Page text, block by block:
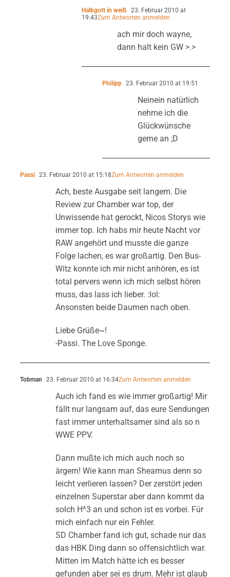
Halbgott in weiß
23. Februar 2010 at
19:43Zum Antworten anmelden
ach mir doch wayne,
dann halt kein GW >.>
Philipp 23. Februar 2010 at 19:51
Neinein natürlich
nehme ich die
Glückwünsche
gerne an ;D
Passi 23. Februar 2010 at 15:18Zum Antworten anmelden
Ach, beste Ausgabe seit langem. Die
Review zur Chamber war top, der
Unwissende hat gerockt, Nicos Storys wie
immer top. Ich habs mir heute Nacht vor
RAW angehört und musste die ganze
Folge lachen, es war großartig. Den Bus-
Witz konnte ich mir nicht anhören, es ist
total pervers wenn ich mich selbst hören
muss, das lass ich lieber. :lol:
Ansonsten beide Daumen nach oben.
Liebe Grüße~!
-Passi. The Love Sponge.
Tobman 23. Februar 2010 at 16:34Zum Antworten anmelden
Auch ich fand es wie immer großartig! Mir
fällt nur langsam auf, das eure Sendungen
fast immer unterhaltsamer sind als so n
WWE PPV.
Dann mußte ich mich auch noch so
ärgern! Wie kann man Sheamus denn so
leicht verlieren lassen? Der zerstört jeden
einzelnen Superstar aber dann kommt da
solch H^3 an und schon ist es vorbei. Für
mich einfach nur ein Fehler.
SD Chamber fand ich gut, schade nur das
das HBK Ding dann so offensichtlich war.
Mitten im Match hätte ich es besser
gefunden aber sei es drum. Mehr ist glaub